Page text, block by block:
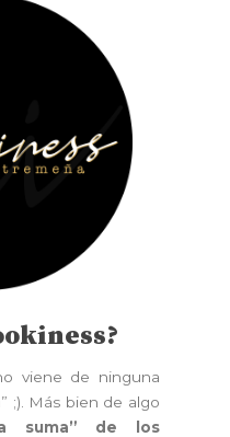
viene de ninguna
;). Más bien de algo
suma” de los